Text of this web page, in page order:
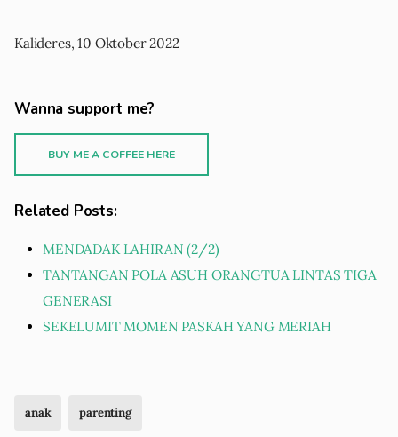
Kalideres, 10 Oktober 2022
Wanna support me?
BUY ME A COFFEE HERE
Related Posts:
MENDADAK LAHIRAN (2/2)
TANTANGAN POLA ASUH ORANGTUA LINTAS TIGA
GENERASI
SEKELUMIT MOMEN PASKAH YANG MERIAH
anak parenting